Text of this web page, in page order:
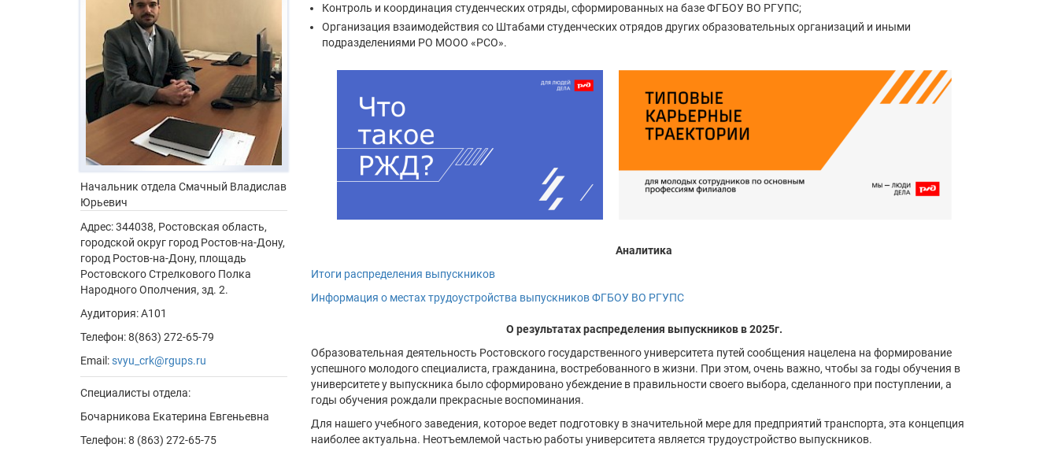
Начальник отдела Смачный Владислав
Юрьевич
Адрес:344038, Ростовская область,
городской округ город Ростов-на-Дону,
город Ростов-на-Дону, площадь
Ростовского Стрелкового Полка
Народного Ополчения, зд. 2.
Аудитория: А101
Телефон: 8(863) 272-65-79
Email:svyu_crk@rgups.ru
Специалисты отдела:
Бочарникова Екатерина Евгеньевна
Телефон: 8 (863) 272-65-75
Контроль и координация студенческих отряды, сформированных на базе ФГБОУ ВО РГУПС;
Организация взаимодействия со Штабами студенческих отрядов других образовательных организаций и иными
подразделениями РО МООО «РСО».
Аналитика
Итоги распределения выпускников
Информация о местах трудоустройства выпускников ФГБОУ ВО РГУПС
О результатах распределения выпускников в 2025г.
Образовательная деятельность Ростовского государственного университета путей сообщения нацелена на формирование
успешного молодого специалиста, гражданина, востребованного в жизни. При этом, очень важно, чтобы за годы обучения в
университете у выпускника было сформировано убеждение в правильности своего выбора, сделанного при поступлении, а
годы обучения рождали прекрасные воспоминания.
Для нашего учебного заведения, которое ведет подготовку в значительной мере для предприятий транспорта, эта концепция
наиболее актуальна. Неотъемлемой частью работы университета является трудоустройство выпускников.